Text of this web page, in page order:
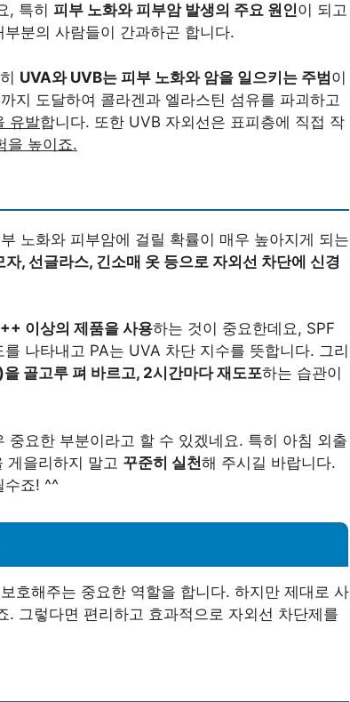
, 특히 피부 노화와 피부암 발생의 주요 원인이 되고
분의 사람들이 간과하곤 합니다.
UVA와 UVB는 피부 노화와 암을 일으키는 주범이
지 도달하여 콜라겐과 엘라스틴 섬유를 파괴하고
유발합니다. 또한 UVB 자외선은 표피층에 직접 작
을 높이죠.
노화와 피부암에 걸릴 확률이 매우 높아지게 되는
, 선글라스, 긴소매 옷 등으로 자외선 차단에 신경
이상의 제품을 사용하는 것이 중요한데요, SPF
나타내고 PA는 UVA 차단 지수를 뜻합니다. 그리
골고루 펴 바르고, 2시간마다 재도포하는 습관이
요한 부분이라고 할 수 있겠네요. 특히 아침 외출
게을리하지 말고 꾸준히 실천해 주시길 바랍니다.
수죠! ^^
호해주는 중요한 역할을 합니다. 하지만 제대로 사
그렇다면 편리하고 효과적으로 자외선 차단제를